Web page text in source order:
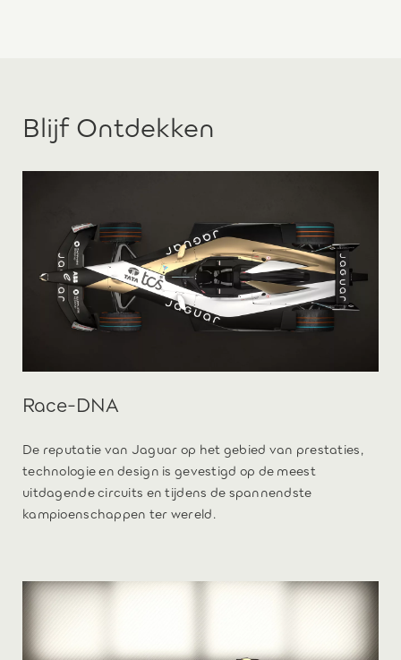
Blijf Ontdekken
Race-DNA
De reputatie van Jaguar op het gebied van prestaties,
technologie en design is gevestigd op de meest
uitdagende circuits en tijdens de spannendste
kampioenschappen ter wereld.